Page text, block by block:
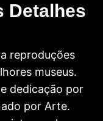
Detalhes
reproduções
museus.
dedicação por
por Arte.